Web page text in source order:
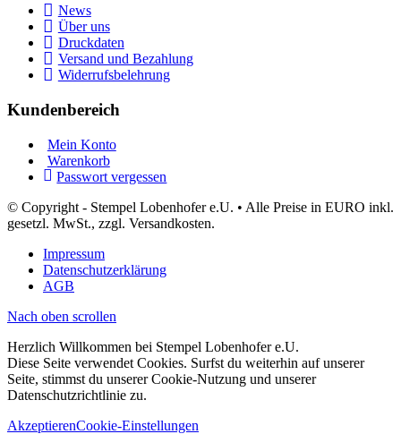
News
Über uns
Druckdaten
Versand und Bezahlung
Widerrufsbelehrung
Kundenbereich
Mein Konto
Warenkorb
Passwort vergessen
© Copyright - Stempel Lobenhofer e.U. • Alle Preise in EURO inkl.
gesetzl. MwSt., zzgl. Versandkosten.
Impressum
Datenschutzerklärung
AGB
Nach oben scrollen
Herzlich Willkommen bei Stempel Lobenhofer e.U.
Diese Seite verwendet Cookies. Surfst du weiterhin auf unserer
Seite, stimmst du unserer Cookie-Nutzung und unserer
Datenschutzrichtlinie zu.
AkzeptierenCookie-Einstellungen